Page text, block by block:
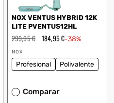
NOX VENTUS HYBRID 12K
LITE PVENTUS12HL
Precio
habitual
299,95 € Precio
de
184,95 €-38%
Proveedor:
NOX
Profesional Polivalente
Comparar